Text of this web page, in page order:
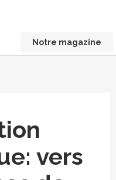
Notre magazine
vers